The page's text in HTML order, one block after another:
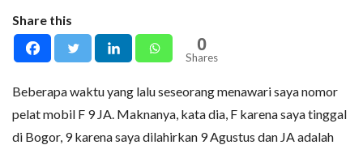
Share this
0
Shares
Beberapa waktu yang lalu seseorang menawari saya nomor
pelat mobil F 9 JA. Maknanya, kata dia, F karena saya tinggal
di Bogor, 9 karena saya dilahirkan 9 Agustus dan JA adalah